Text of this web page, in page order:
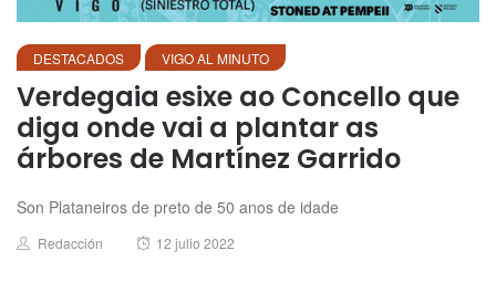
DESTACADOS VIGO AL MINUTO
Verdegaia esixe ao Concello que
diga onde vai a plantar as
árbores de Martínez Garrido
Son Plataneiros de preto de 50 anos de idade
Author
Redacción
Posted
12 julio 2022